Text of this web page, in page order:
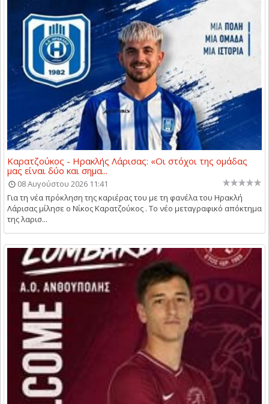
Καρατζούκος - Ηρακλής Λάρισας: «Οι στόχοι της ομάδας
μας είναι δύο και σημα...
08 Αυγούστου 2026 11:41
Για τη νέα πρόκληση της καριέρας του με τη φανέλα του Ηρακλή
Λάρισας μίλησε ο Νίκος Καρατζούκος . Το νέο μεταγραφικό απόκτημα
της λαρισ...